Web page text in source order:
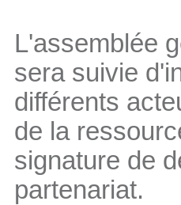
L'assemblée
sera suivie
différents
de la
signature de
partenariat.